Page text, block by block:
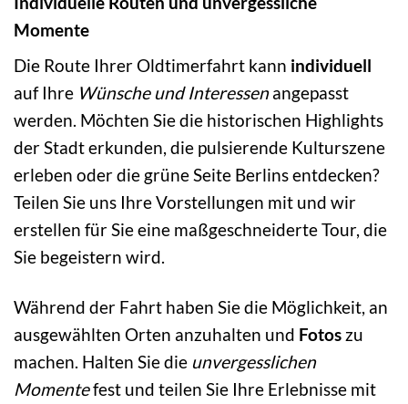
Momente
Die Route Ihrer Oldtimerfahrt kann individuell
auf Ihre Wünsche und Interessenangepasst
werden. Möchten Sie die historischen Highlights
der Stadt erkunden, die pulsierende Kulturszene
erleben oder die grüne Seite Berlins entdecken?
Teilen Sie uns Ihre Vorstellungen mit und wir
erstellen für Sie eine maßgeschneiderte Tour, die
Sie begeistern wird.
Während der Fahrt haben Sie die Möglichkeit, an
ausgewählten Orten anzuhalten und Fotos zu
machen. Halten Sie die unvergesslichen
Momentefest und teilen Sie Ihre Erlebnisse mit